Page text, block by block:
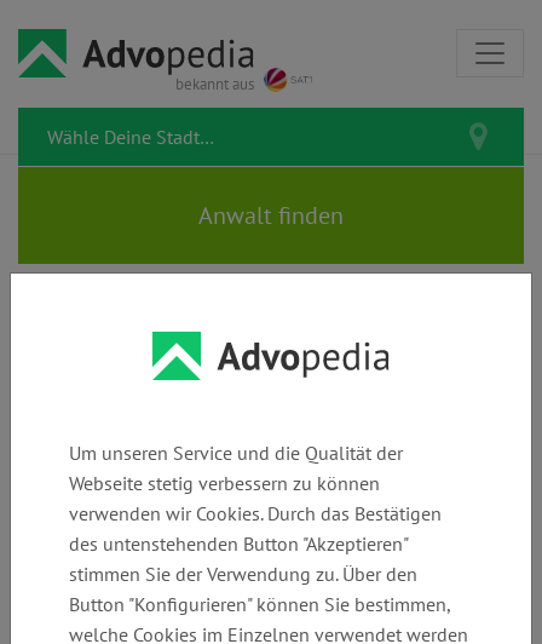
bekannt aus
Rechtstipps zum Thema
Alle Stichwörter ansehen
Um unseren Service und die Qualität der
Webseite stetig verbessern zu können
verwenden wir Cookies. Durch das Bestätigen
des untenstehenden Button "Akzeptieren"
stimmen Sie der Verwendung zu. Über den
Button "Konfigurieren" können Sie bestimmen,
welche Cookies im Einzelnen verwendet werden